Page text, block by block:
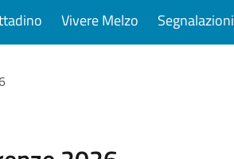
Vivere Melzo Segnalazioni